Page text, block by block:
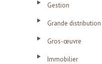
Gestion
Grande distribution
Gros-œuvre
Immobilier